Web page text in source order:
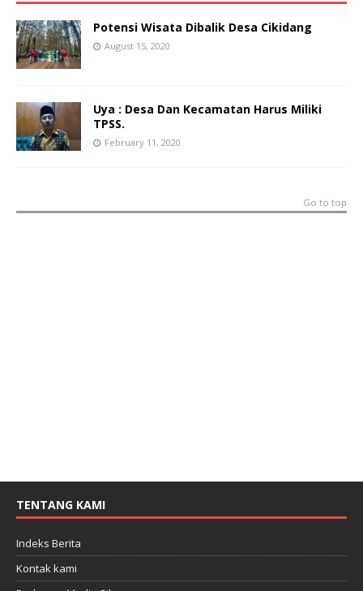
Potensi Wisata Dibalik Desa Cikidang
August 15, 2020
Uya : Desa Dan Kecamatan Harus Miliki
TPSS.
February 11, 2020
Go to top
TENTANG KAMI
Indeks Berita
Kontak kami